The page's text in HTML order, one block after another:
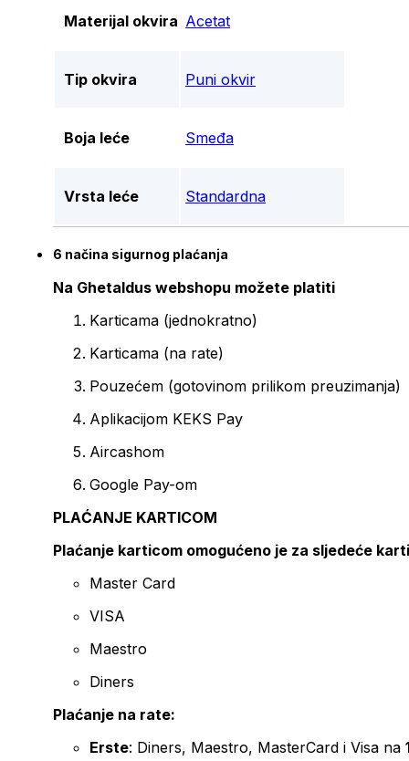
Materijal okvira Acetat
Tip okvira Puni okvir
Boja leće Smeđa
Vrsta leće Standardna
6 načina sigurnog plaćanja
Na Ghetaldus webshopu možete platiti
Karticama (jednokratno)
Karticama (na rate)
Pouzećem (gotovinom prilikom preuzimanja)
Aplikacijom KEKS Pay
Aircashom
Google Pay-om
PLAĆANJE KARTICOM
Plaćanje karticom omogućeno je za sljedeće
Master Card
VISA
Maestro
Diners
Plaćanje na rate:
Erste: Diners, Maestro, MasterCard i Visa na